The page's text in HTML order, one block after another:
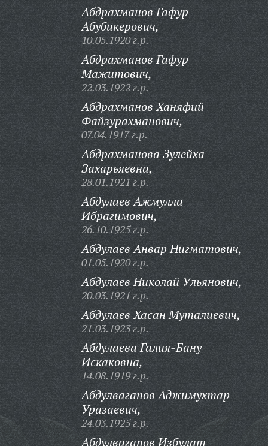
Абдрахманов Гафур
Абубикерович,
10.05.1920 г.р.
Абдрахманов Гафур
Мажитович,
22.03.1922 г.р.
Абдрахманов Ханяфий
Файзурахманович,
07.04.1917 г.р.
Абдрахманова Зулейха
Захарьяевна,
28.01.1921 г.р.
Абдулаев Ажмулла
Ибрагимович,
26.10.1925 г.р.
Абдулаев Анвар Нигматович,
01.05.1920 г.р.
Абдулаев Николай Ульянович,
20.03.1921 г.р.
Абдулаев Хасан Муталиевич,
21.03.1923 г.р.
Абдулаева Галия-Бану
Искаковна,
14.08.1919 г.р.
Абдулвагапов Аджимухтар
Уразаевич,
24.03.1925 г.р.
Абдулвагапов Избулат